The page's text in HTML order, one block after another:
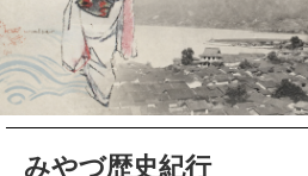
へ
みやづ歴史紀行